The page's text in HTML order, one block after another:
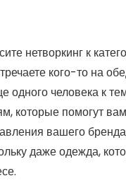
нетворкинг к
кого-то на
одного человека к
которые помогут
вашего
даже одежда,